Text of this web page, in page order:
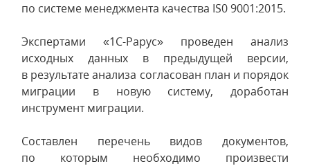
по системе менеджмента качества IS0 9001:2015.
Экспертами «1С-Рарус» проведен анализ
исходных данных в предыдущей версии,
в результате анализа согласован план и порядок
миграции в новую систему, доработан
инструмент миграции.
Составлен перечень видов документов,
по которым необходимо произвести